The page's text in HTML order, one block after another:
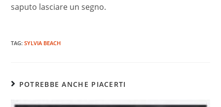
saputo lasciare un segno.
TAG:SYLVIA BEACH
POTREBBE ANCHE PIACERTI